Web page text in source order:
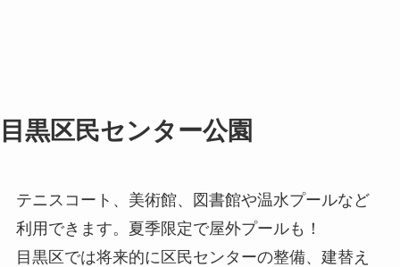
目黒区民センター公園
テニスコート、美術館、図書館や温水プールなど
利用できます。夏季限定で屋外プールも！
目黒区では将来的に区民センターの整備、建替え